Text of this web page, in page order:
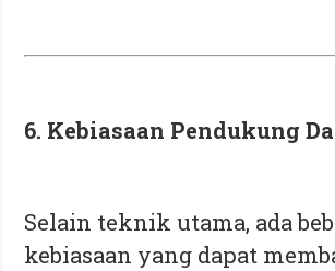
6. Kebiasaan Pendukung
Selain teknik utama, ada
kebiasaan yang dapat